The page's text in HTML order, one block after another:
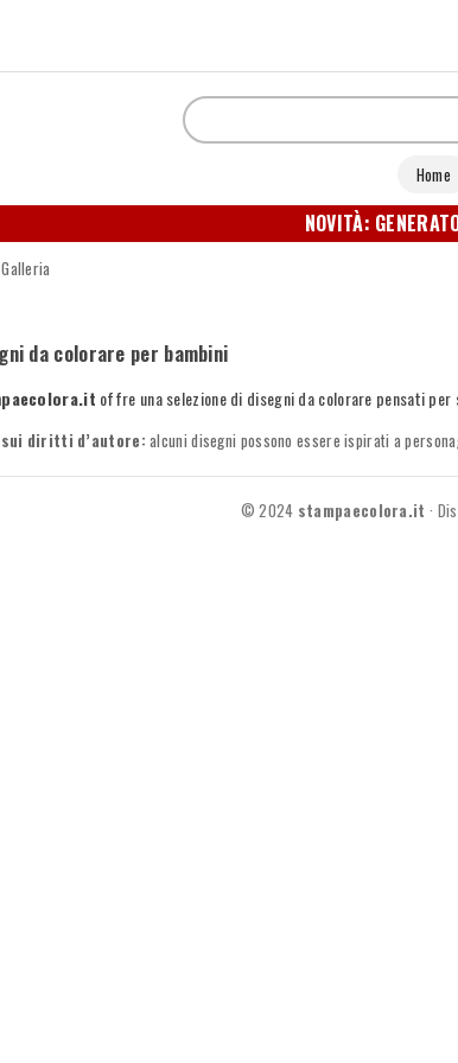
Home
NOVITÀ:
Galleria
da colorare per bambini
offre una selezione di disegni da colorare pensati
diritti d’autore: alcuni disegni possono essere ispirati a
© 2024 stampaecolora.it ·